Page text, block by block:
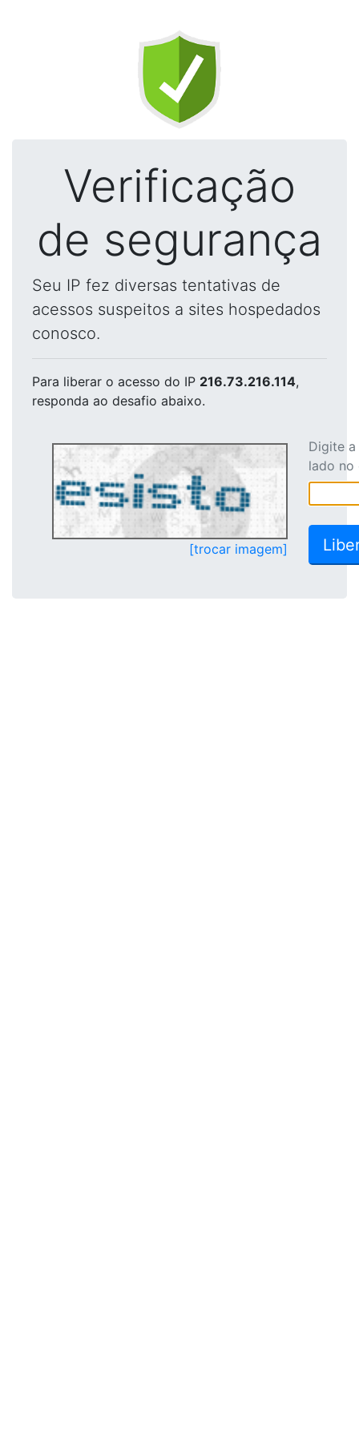
Verificação
de segurança
Seu IP fez diversas tentativas de
acessos suspeitos a sites hospedados
conosco.
Para liberar o acesso do IP 216.73.216.114,
responda ao desafio abaixo.
[trocar imagem]
Digite
lado no